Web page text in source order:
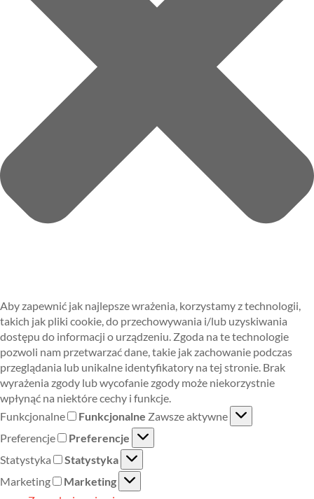
Aby zapewnić jak najlepsze wrażenia, korzystamy z technologii,
takich jak pliki cookie, do przechowywania i/lub uzyskiwania
dostępu do informacji o urządzeniu. Zgoda na te technologie
pozwoli nam przetwarzać dane, takie jak zachowanie podczas
przeglądania lub unikalne identyfikatory na tej stronie. Brak
wyrażenia zgody lub wycofanie zgody może niekorzystnie
wpłynąć na niektóre cechy i funkcje.
Funkcjonalne
Funkcjonalne Zawsze aktywne
Preferencje
Preferencje
Statystyka
Statystyka
Marketing
Marketing